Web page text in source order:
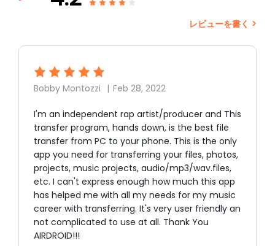
レビューを書く >
Bobby Montozzi | Feb 28, 2022
I'm an independent rap artist/producer and This
transfer program, hands down, is the best file
transfer from PC to your phone. This is the only
app you need for transferring your files, photos,
projects, music projects, audio/mp3/wav.files,
etc. I can't express enough how much this app
has helped me with all my needs for my music
career with transferring. It's very user friendly an
not complicated to use at all. Thank You
AIRDROID!!!